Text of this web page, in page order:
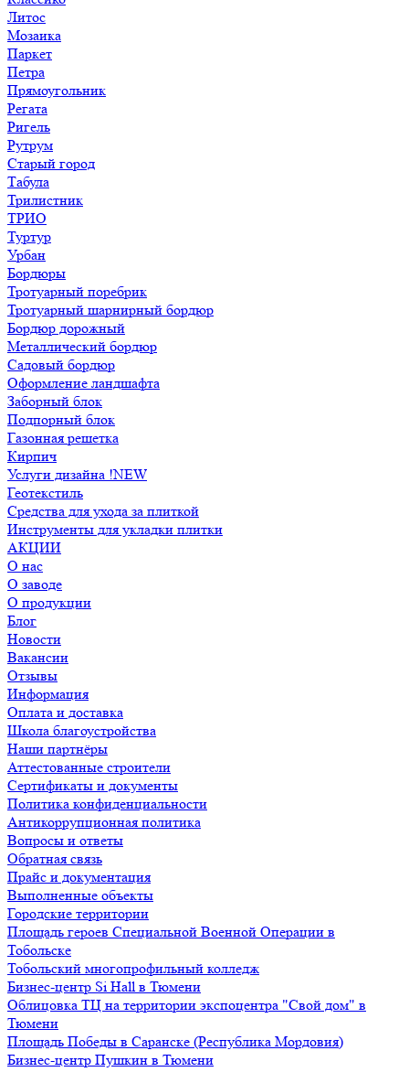
Литос
Мозаика
Паркет
Петра
Прямоугольник
Регата
Ригель
Рутрум
Старый город
Табула
Трилистник
ТРИО
Туртур
Урбан
Бордюры
Тротуарный поребрик
Тротуарный шарнирный бордюр
Бордюр дорожный
Металлический бордюр
Садовый бордюр
Оформление ландшафта
Заборный блок
Подпорный блок
Газонная решетка
Кирпич
Услуги дизайна !NEW
Геотекстиль
Средства для ухода за плиткой
Инструменты для укладки плитки
АКЦИИ
О нас
О заводе
О продукции
Блог
Новости
Вакансии
Отзывы
Информация
Оплата и доставка
Школа благоустройства
Наши партнёры
Аттестованные строители
Сертификаты и документы
Политика конфиденциальности
Антикоррупционная политика
Вопросы и ответы
Обратная связь
Прайс и документация
Выполненные объекты
Городские территории
Площадь героев Специальной Военной Операции в
Тобольске
Тобольский многопрофильный колледж
Бизнес-центр Si Hall в Тюмени
Облицовка ТЦ на территории экспоцентра "Свой дом" в
Тюмени
Площадь Победы в Саранске (Республика Мордовия)
Бизнес-центр Пушкин в Тюмени